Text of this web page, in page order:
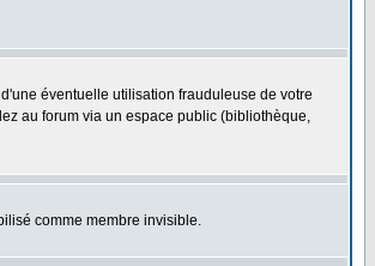
éventuelle utilisation frauduleuse de votre
au forum via un espace public (bibliothèque,
comme membre invisible.